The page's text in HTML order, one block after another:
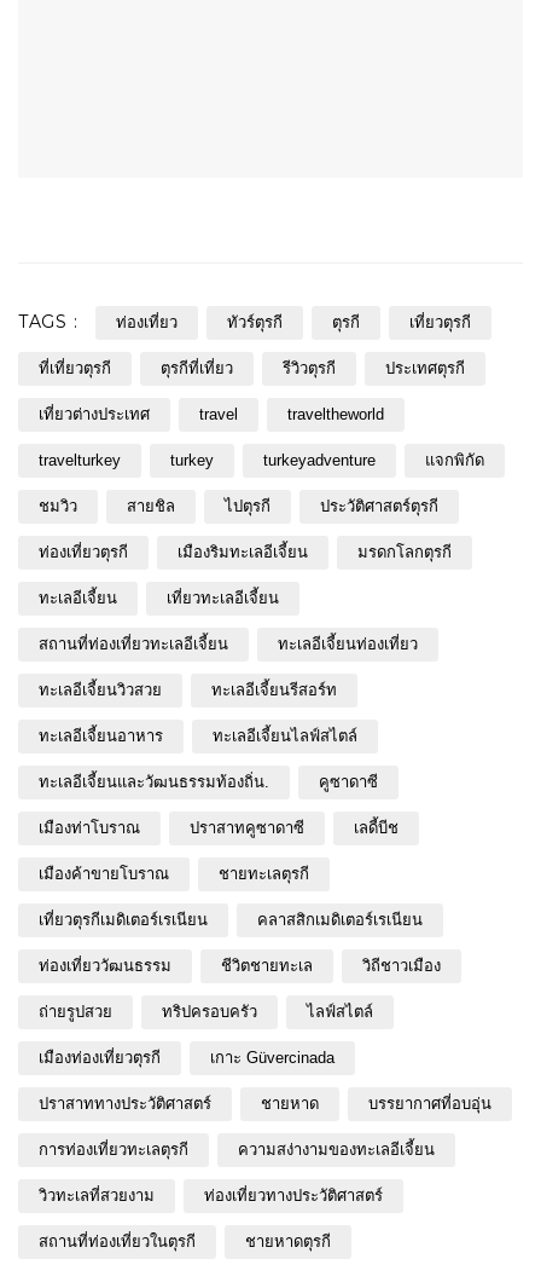
TAGS : ท่องเที่ยว ทัวร์ตุรกี ตุรกี เที่ยวตุรกี
ที่เที่ยวตุรกี ตุรกีที่เที่ยว รีวิวตุรกี ประเทศตุรกี
เที่ยวต่างประเทศ travel traveltheworld
travelturkey turkey turkeyadventure แจกพิกัด
ชมวิว สายชิล ไปตุรกี ประวัติศาสตร์ตุรกี
ท่องเที่ยวตุรกี เมืองริมทะเลอีเจี้ยน มรดกโลกตุรกี
ทะเลอีเจี้ยน เที่ยวทะเลอีเจี้ยน
สถานที่ท่องเที่ยวทะเลอีเจี้ยน ทะเลอีเจี้ยนท่องเที่ยว
ทะเลอีเจี้ยนวิวสวย ทะเลอีเจี้ยนรีสอร์ท
ทะเลอีเจี้ยนอาหาร ทะเลอีเจี้ยนไลฟ์สไตล์
ทะเลอีเจี้ยนและวัฒนธรรมท้องถิ่น. คูซาดาซี
เมืองท่าโบราณ ปราสาทคูซาดาซี เลดี้บีช
เมืองค้าขายโบราณ ชายทะเลตุรกี
เที่ยวตุรกีเมดิเตอร์เรเนียน คลาสสิกเมดิเตอร์เรเนียน
ท่องเที่ยววัฒนธรรม ชีวิตชายทะเล วิถีชาวเมือง
ถ่ายรูปสวย ทริปครอบครัว ไลฟ์สไตล์
เมืองท่องเที่ยวตุรกี เกาะ Güvercinada
ปราสาททางประวัติศาสตร์ ชายหาด บรรยากาศที่อบอุ่น
การท่องเที่ยวทะเลตุรกี ความสง่างามของทะเลอีเจี้ยน
วิวทะเลที่สวยงาม ท่องเที่ยวทางประวัติศาสตร์
สถานที่ท่องเที่ยวในตุรกี ชายหาดตุรกี